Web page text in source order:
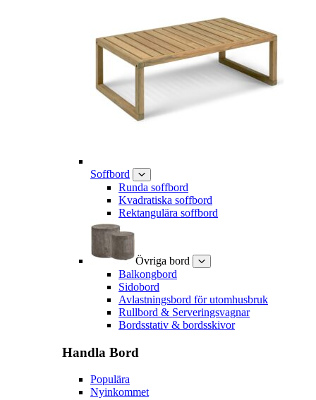
Soffbord
Runda soffbord
Kvadratiska soffbord
Rektangulära soffbord
Övriga bord
Balkongbord
Sidobord
Avlastningsbord för utomhusbruk
Rullbord & Serveringsvagnar
Bordsstativ & bordsskivor
Handla Bord
Populära
Nyinkommet